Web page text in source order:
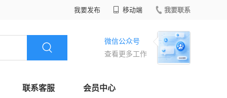
我要发布 移动端 我要联系
微信公众号
查看更多工作
联系客服 会员中心